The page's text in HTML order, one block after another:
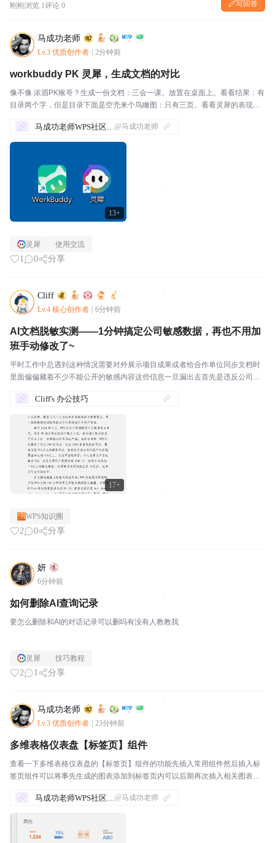
刚刚 浏览 1评论 0 写回答
马成功老师
Lv.3 优质创作者 2分钟前
13+
workbuddy PK 灵犀，生成文档的对比
像不像 浓眉PK猴哥？生成一份文档：三会一课。放置在桌面上。看看结果：有
目录两个字，但是目录下面是空壳来个鸟瞰图：只有三页。看看灵犀的表现：
【细节决定成败】📌总结：两个龙虾，都能生成文档。...
@马成功老师
灵犀 使用交流
1 0 分享
Cliff
Lv.4 核心创作者 6分钟前
17+
AI文档脱敏实测——1分钟搞定公司敏感数据，再也不用加
班手动修改了~
平时工作中总遇到这种情况需要对外展示项目成果或者给合作单位同步文档时
里面偏偏藏着不少不能公开的敏感内容这些信息一旦漏出去首先是违反公司内
能吃上官司赔违约金都不是没可能滴~要是以前我们这种小...
Cliff's 办公技巧
WPS知识圈
2 0 分享
妍
6分钟前
如何删除AI查询记录
要怎么删除和AI的对话记录可以删吗有没有人教教我
灵犀 技巧教程
2 1 分享
马成功老师
Lv.3 优质创作者 23分钟前
多维表格仪表盘【标签页】组件
查看一下多维表格仪表盘的【标签页】组件的功能先插入常用组件然后插入标
签页组件可以将事先生成的图表添加到标签页内可以后期再次插入相关图表组
以放置更多的图表根据需要，还可以添加标签：这样一来，...
@马成功老师